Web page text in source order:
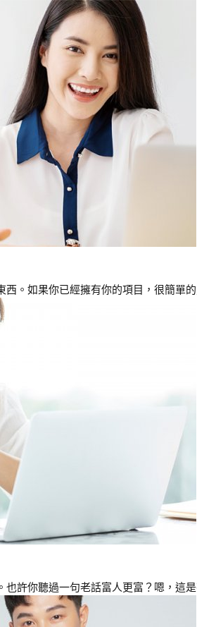
。如果你已經擁有你的項目，很簡
許你聽過一句老話富人更富？嗯，這